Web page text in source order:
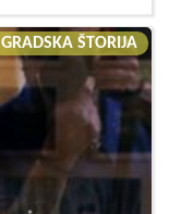
GRADSKA ŠTORIJA